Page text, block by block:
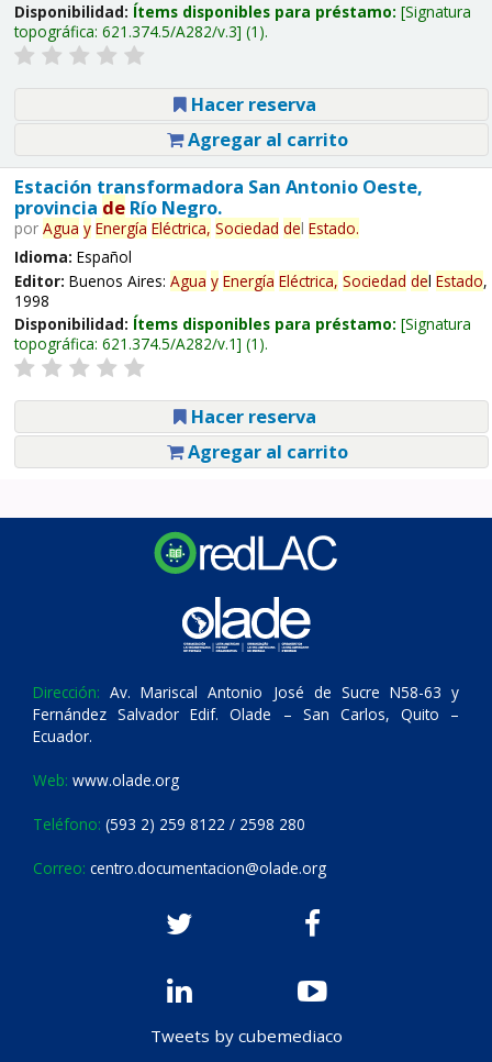
Disponibilidad: Ítems disponibles para préstamo: Signatura
topográfica: 621.374.5/A282/v.3 (1).
Hacer reserva
Agregar al carrito
Estación transformadora San Antonio Oeste,
provincia deRío Negro.
por Agua y Energía Eléctrica, Sociedad del Estado.
Idioma: Español
Editor: Buenos Aires: Agua y Energía Eléctrica, Sociedad del Estado,
1998
Disponibilidad: Ítems disponibles para préstamo: Signatura
topográfica: 621.374.5/A282/v.1 (1).
Hacer reserva
Agregar al carrito
Dirección: Av. Mariscal Antonio José de Sucre N58-63 y
Fernández Salvador Edif. Olade – San Carlos, Quito –
Ecuador.
Web: www.olade.org
Teléfono: (593 2) 259 8122 / 2598 280
Correo: centro.documentacion@olade.org
Tweets by cubemediaco